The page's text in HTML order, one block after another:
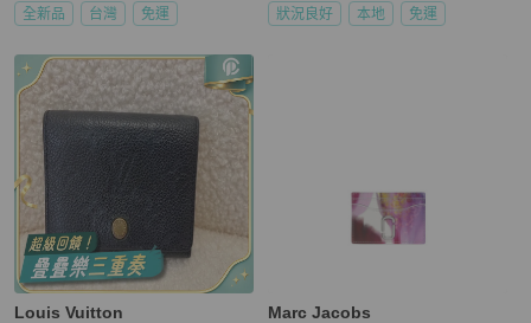
全新品 台灣 免運 狀況良好 本地 免運
Louis Vuitton Marc Jacobs